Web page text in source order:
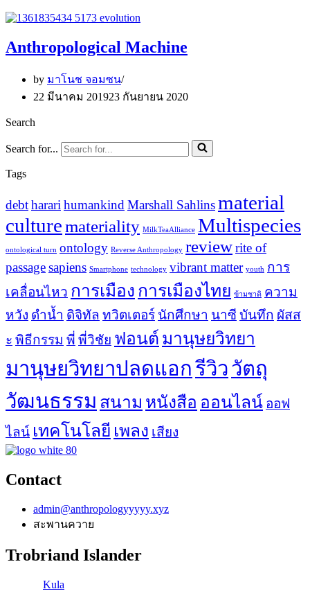
Anthropological Machine
by มาโนช จอมซน
22 มีนาคม 201923 กันยายน 2020
Search
Search for...
Tags
debtharari humankind Marshall Sahlinsmaterial
culturemateriality MilkTeaAlliance Multispecies
ontological turn ontology Reverse Anthropology reviewrite of
passagesapiens Smartphone technology vibrant matter youth การ
เคลื่อนไหว การเมือง การเมืองไทย ข้ามชาติ ความ
หวัง ดำน้ำ ดิจิทัล ทวิตเตอร์ นักศึกษา นาซี บันทึก ผัสส
ะ พิธีกรรม พี่ พี่วิชัย ฟอนต์ มานุษยวิทยา
มานุษยวิทยาปลดแอกรีวิววัตถุ
วัฒนธรรม สนาม หนังสือ ออนไลน์ ออฟ
ไลน์ เทคโนโลยี เพลง เสียง
Contact
admin@anthropologyyyyy.xyz
สะพานควาย
Trobriand Islander
Kula